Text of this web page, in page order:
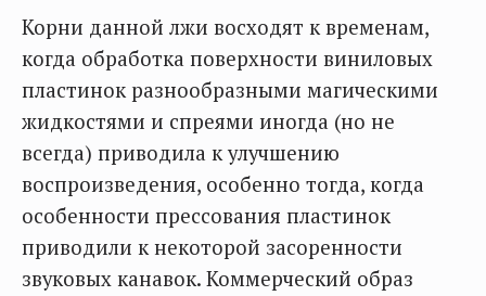
Корни данной лжи восходят к временам,
когда обработка поверхности виниловых
пластинок разнообразными магическими
жидкостями и спреями иногда (но не
всегда) приводила к улучшению
воспроизведения, особенно тогда, когда
особенности прессования пластинок
приводили к некоторой засоренности
звуковых канавок. Коммерческий образ